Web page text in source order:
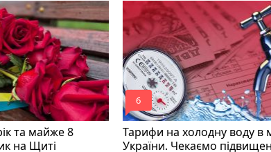
та майже 8
на Щиті
Тарифи на холодну воду в
України. Чекаємо
mode_comment
6